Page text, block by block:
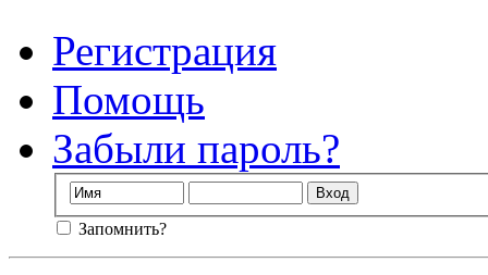
Регистрация
Помощь
Забыли пароль?
Запомнить?